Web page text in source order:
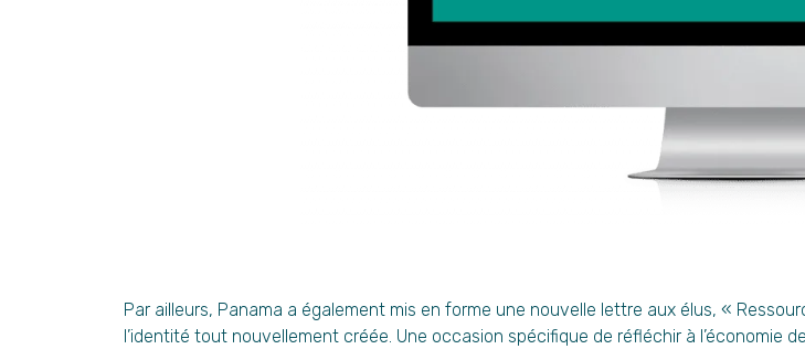
Par ailleurs, Panama a également mis en forme une nouvelle lettre aux élus, «
l’identité tout nouvellement créée. Une occasion spécifique de réfléchir à l’économie